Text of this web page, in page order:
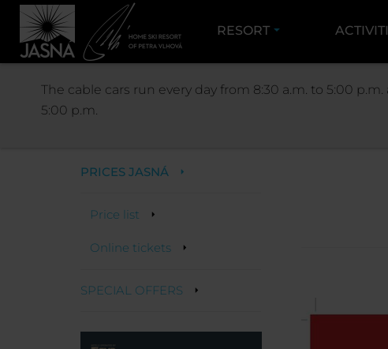
RESORT
PRICES JASNÁ
Price list
Online tickets
SPECIAL OFFERS
The cable cars run every day from 8:30 a.m. to 5:00
5:00 p.m.